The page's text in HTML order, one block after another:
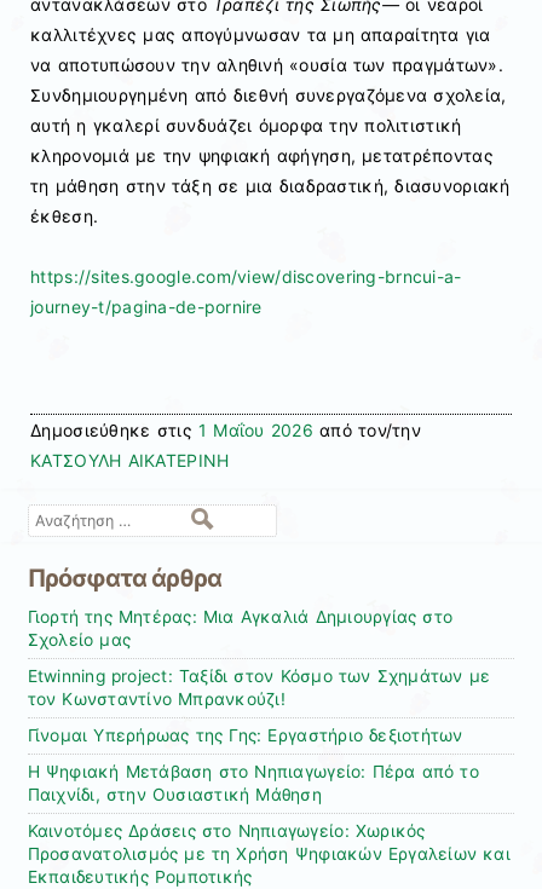
αντανακλάσεων στο Τραπέζι της Σιωπής—οι νεαροί
καλλιτέχνες μας απογύμνωσαν τα μη απαραίτητα για
να αποτυπώσουν την αληθινή «ουσία των πραγμάτων».
Συνδημιουργημένη από διεθνή συνεργαζόμενα σχολεία,
αυτή η γκαλερί συνδυάζει όμορφα την πολιτιστική
κληρονομιά με την ψηφιακή αφήγηση, μετατρέποντας
τη μάθηση στην τάξη σε μια διαδραστική, διασυνοριακή
έκθεση.
https://sites.google.com/view/discovering-brncui-a-
journey-t/pagina-de-pornire
Δημοσιεύθηκε στις 1 Μαΐου 2026 από τον/την
ΚΑΤΣΟΥΛΗ ΑΙΚΑΤΕΡΙΝΗ
Αναζήτηση
Πρόσφατα άρθρα
Γιορτή της Μητέρας: Μια Αγκαλιά Δημιουργίας στο
Σχολείο μας
Etwinning project: Ταξίδι στον Κόσμο των Σχημάτων με
τον Κωνσταντίνο Μπρανκούζι!
Γίνομαι Υπερήρωας της Γης: Εργαστήριο δεξιοτήτων
Η Ψηφιακή Μετάβαση στο Νηπιαγωγείο: Πέρα από το
Παιχνίδι, στην Ουσιαστική Μάθηση
Καινοτόμες Δράσεις στο Νηπιαγωγείο: Χωρικός
Προσανατολισμός με τη Χρήση Ψηφιακών Εργαλείων και
Εκπαιδευτικής Ρομποτικής